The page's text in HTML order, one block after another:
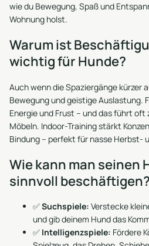
wie du Bewegung, Spaß und
Wohnung holst.
Warum ist
wichtig für Hunde?
Auch wenn die Spaziergänge kürzer
Bewegung und geistige Auslastung.
Energie und Frust – und das führt oft
Möbeln. Indoor-Training stärkt
Bindung – perfekt für nasse Herbst-
Wie kann man seinen
sinnvoll beschäftigen?
✅Suchspiele: Verstecke
und gib deinem Hund das
✅ Intelligenzspiele: Fördere